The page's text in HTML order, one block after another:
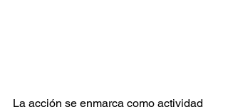
La acción se enmarca como actividad